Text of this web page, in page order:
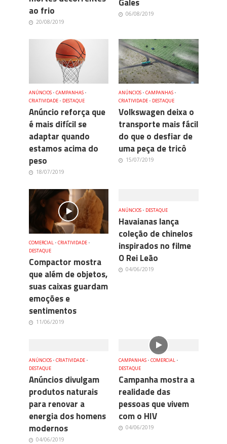
ao frio
20/08/2019
06/08/2019
ANÚNCIOS • CAMPANHAS •
CRIATIVIDADE • DESTAQUE
Anúncio reforça que
é mais difícil se
adaptar quando
estamos acima do
peso
18/07/2019
ANÚNCIOS • CAMPANHAS •
CRIATIVIDADE • DESTAQUE
Volkswagen deixa o
transporte mais fácil
do que o desfiar de
uma peça de tricô
15/07/2019
COMERCIAL • CRIATIVIDADE •
DESTAQUE
Compactor mostra
que além de objetos,
suas caixas guardam
emoções e
sentimentos
11/06/2019
ANÚNCIOS • DESTAQUE
Havaianas lança
coleção de chinelos
inspirados no filme
O Rei Leão
04/06/2019
ANÚNCIOS • CRIATIVIDADE •
DESTAQUE
Anúncios divulgam
produtos naturais
para renovar a
energia dos homens
modernos
04/06/2019
CAMPANHAS • COMERCIAL •
DESTAQUE
Campanha mostra a
realidade das
pessoas que vivem
com o HIV
04/06/2019